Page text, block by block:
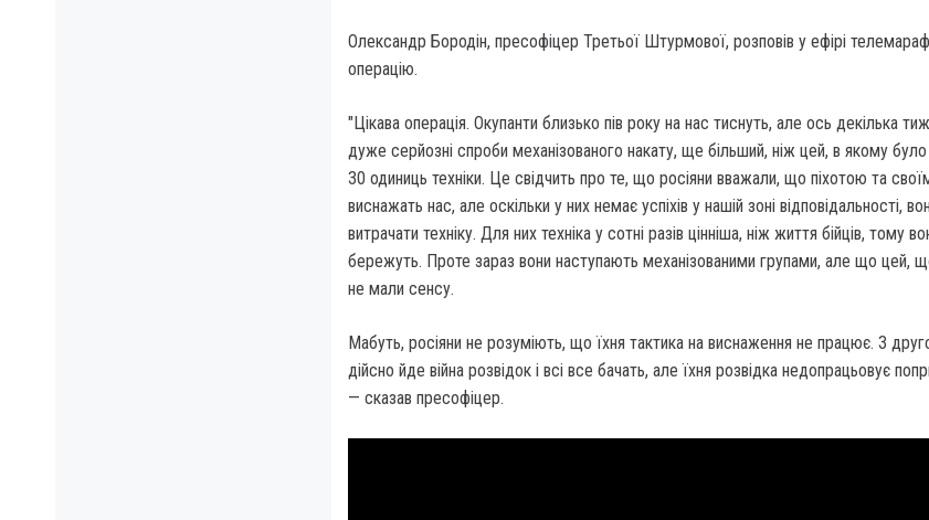
Олександр Бородін, пресофіцер Третьої Штурмової, розповів у ефірі
операцію.
"Цікава операція. Окупанти близько пів року на нас тиснуть, але ось декілька
дуже серйозні спроби механізованого накату, ще більший, ніж цей, в якому було
30 одиниць техніки. Це свідчить про те, що росіяни вважали, що піхотою та
виснажать нас, але оскільки у них немає успіхів у нашій зоні відповідальності,
витрачати техніку. Для них техніка у сотні разів цінніша, ніж життя бійців, тому
бережуть. Проте зараз вони наступають механізованими групами, але що цей,
не мали сенсу.
Мабуть, росіяни не розуміють, що їхня тактика на виснаження не працює. З
дійсно йде війна розвідок і всі все бачать, але їхня розвідка недопрацьовує
— сказав пресофіцер.